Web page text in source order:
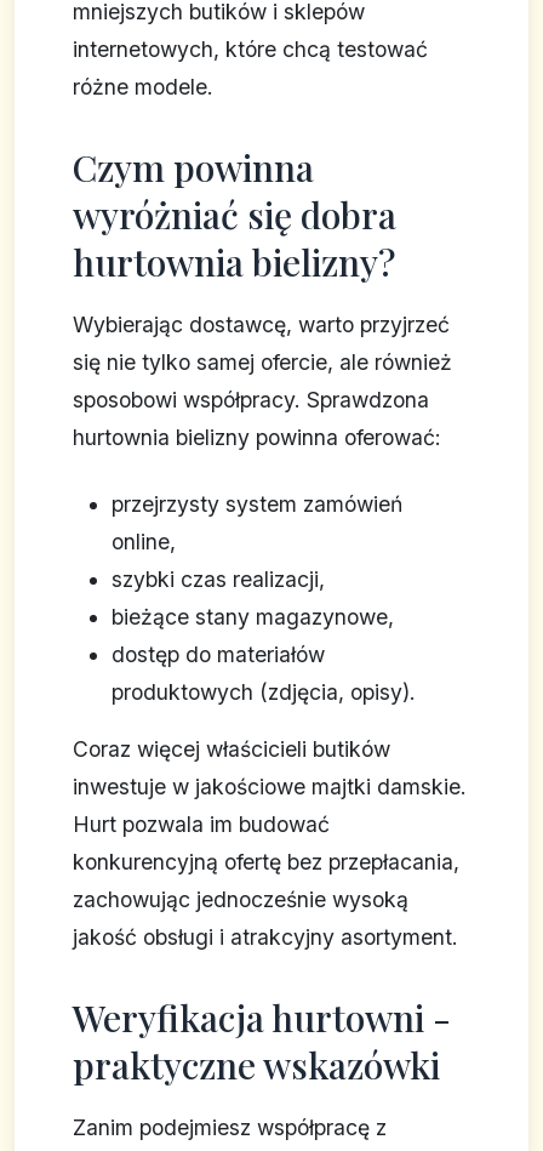
mniejszych butików i sklepów
internetowych, które chcą testować
różne modele.
Czym powinna
wyróżniać się dobra
hurtownia bielizny?
Wybierając dostawcę, warto przyjrzeć
się nie tylko samej ofercie, ale również
sposobowi współpracy. Sprawdzona
hurtownia bielizny powinna oferować:
przejrzysty system zamówień
online,
szybki czas realizacji,
bieżące stany magazynowe,
dostęp do materiałów
produktowych (zdjęcia, opisy).
Coraz więcej właścicieli butików
inwestuje w jakościowe majtki damskie.
Hurt pozwala im budować
konkurencyjną ofertę bez przepłacania,
zachowując jednocześnie wysoką
jakość obsługi i atrakcyjny asortyment.
Weryfikacja hurtowni -
praktyczne wskazówki
Zanim podejmiesz współpracę z